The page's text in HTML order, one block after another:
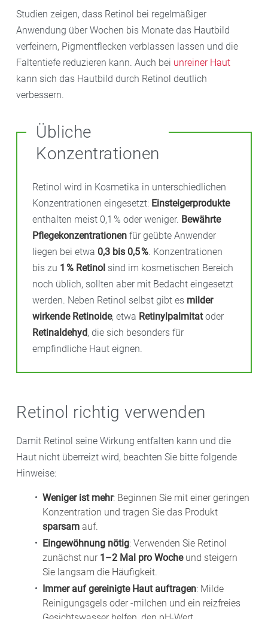
Studien zeigen, dass Retinol bei regelmäßiger
Anwendung über Wochen bis Monate das Hautbild
verfeinern, Pigmentflecken verblassen lassen und die
Faltentiefe reduzieren kann. Auch bei unreiner Haut
kann sich das Hautbild durch Retinol deutlich
verbessern.
Übliche
Konzentrationen
Retinol wird in Kosmetika in unterschiedlichen
Konzentrationen eingesetzt: Einsteigerprodukte
enthalten meist 0,1 % oder weniger. Bewährte
Pflegekonzentrationen für geübte Anwender
liegen bei etwa 0,3 bis 0,5 %. Konzentrationen
bis zu 1 % Retinol sind im kosmetischen Bereich
noch üblich, sollten aber mit Bedacht eingesetzt
werden. Neben Retinol selbst gibt es milder
wirkende Retinoide, etwa Retinylpalmitatoder
Retinaldehyd, die sich besonders für
empfindliche Haut eignen.
Retinol richtig verwenden
Damit Retinol seine Wirkung entfalten kann und die
Haut nicht überreizt wird, beachten Sie bitte folgende
Hinweise:
Weniger ist mehr: Beginnen Sie mit einer geringen
Konzentration und tragen Sie das Produkt
sparsam auf.
Eingewöhnung nötig: Verwenden Sie Retinol
zunächst nur 1–2 Mal pro Wocheund steigern
Sie langsam die Häufigkeit.
Immer auf gereinigte Haut auftragen: Milde
Reinigungsgels oder -milchen und ein reizfreies